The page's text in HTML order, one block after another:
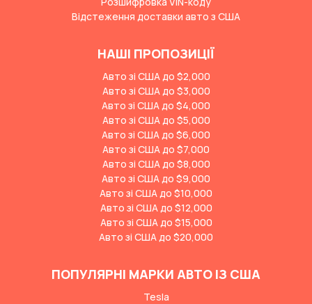
Відстеження доставки авто з США
НАШІ ПРОПОЗИЦІЇ
Авто зі США до $2,000
Авто зі США до $3,000
Авто зі США до $4,000
Авто зі США до $5,000
Авто зі США до $6,000
Авто зі США до $7,000
Авто зі США до $8,000
Авто зі США до $9,000
Авто зі США до $10,000
Авто зі США до $12,000
Авто зі США до $15,000
Авто зі США до $20,000
ПОПУЛЯРНІ МАРКИ АВТО ІЗ США
Tesla